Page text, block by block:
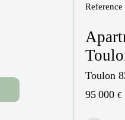
Reference
Toulon
95 000€